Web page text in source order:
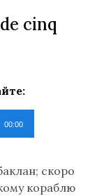
cinq
:
00:00
скоро
кораблю